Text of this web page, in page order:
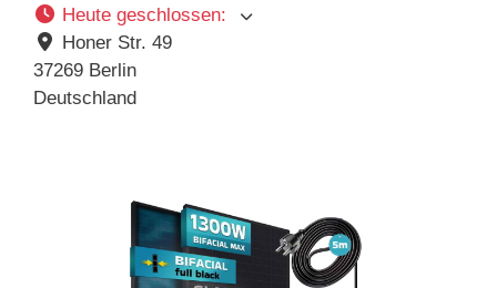
Heute geschlossen:
Honer Str. 49
37269 Berlin
Deutschland